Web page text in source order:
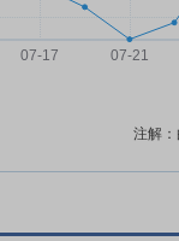
注解